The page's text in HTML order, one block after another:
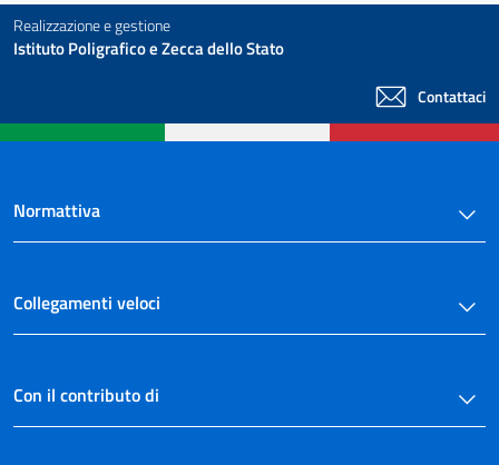
195
196
198
199
201
Realizzazione e gestione
Istituto Poligrafico e Zecca dello Stato
Contattaci
Normattiva
Collegamenti veloci
Con il contributo di